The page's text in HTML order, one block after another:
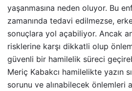
yaşanmasına neden oluyor. Bu
zamanında tedavi edilmezse,
sonuçlara yol açabiliyor. Ancak
risklerine karşı dikkatli olup
güvenli bir hamilelik süreci
Meriç Kabakcı hamilelikte yazın
sorunu ve alınabilecek önlemleri